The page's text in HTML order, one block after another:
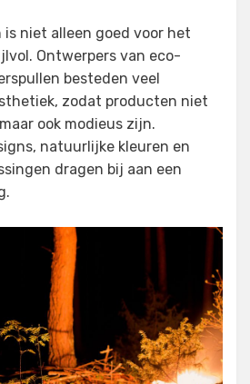
is niet alleen goed voor het
Ontwerpers van eco-
besteden veel
zodat producten niet
ook modieus zijn.
natuurlijke kleuren en
dragen bij aan een